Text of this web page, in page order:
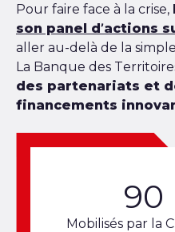
Pour faire face à la crise,
son panel d’actions
aller au-delà de la
La Banque des
des partenariats et
financements
90
Mobilisés par la